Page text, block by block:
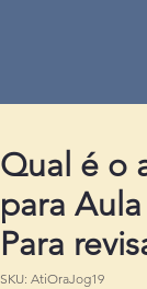
Qual é o
para
Para
SKU: AtiOraJog19